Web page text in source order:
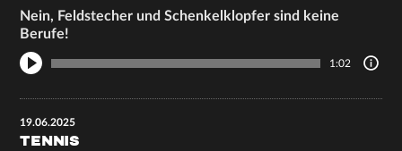
Nein, Feldstecher und Schenkelklopfer sind keine
Berufe!
1:02
19.06.2025
TENNIS